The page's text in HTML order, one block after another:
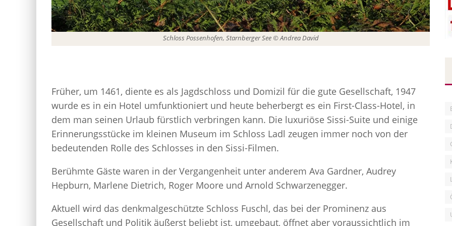
Schloss Possenhofen, Starnberger See © Andrea David
Früher, um 1461, diente es als Jagdschloss und Domizil für die gute Gesellschaft, 1947
wurde es in ein Hotel umfunktioniert und heute beherbergt es ein First-Class-Hotel, in
dem man seinen Urlaub fürstlich verbringen kann. Die luxuriöse Sissi-Suite und einige
Erinnerungsstücke im kleinen Museum im Schloss Ladl zeugen immer noch von der
bedeutenden Rolle des Schlosses in den Sissi-Filmen.
Berühmte Gäste waren in der Vergangenheit unter anderem Ava Gardner, Audrey
Hepburn, Marlene Dietrich, Roger Moore und Arnold Schwarzenegger.
Aktuell wird das denkmalgeschützte Schloss Fuschl, das bei der Prominenz aus
Gesellschaft und Politik äußerst beliebt ist, umgebaut, öffnet aber voraussichtlich im